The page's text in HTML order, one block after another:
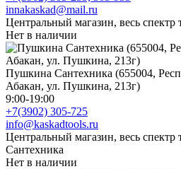
innakaskad@mail.ru
Центральный магазин, весь спектр
Нет в наличии
Пушкина Сантехника (655004,
Абакан, ул. Пушкина, 213г)
9:00-19:00
+7(3902) 305-725
info@kaskadtools.ru
Центральный магазин, весь спектр
Сантехника
Нет в наличии